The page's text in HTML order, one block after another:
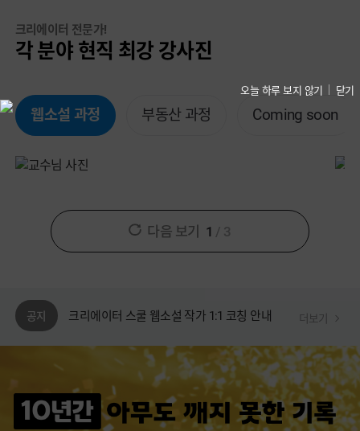
오늘 하루 보지 않기 닫기
크리에이터 전문가!
각 분야 현직 최강 강사진
웹소설 과정 부동산 과정 Coming soon
다음 보기 1 / 3
공지
[안내] 에듀윌 동영상 플레이어 변경 안내
[안내] 에듀윌 플레이어 업데이트 공지
[웹소설 과정] 이정은 작가 커리큘럼 안내
[웹소설 과정] 박경원 작가 커리큘럼 안내
[안내] 에듀윌 동영상 플레이어 변경 안내
[안내] 에듀윌 플레이어 업데이트 공지
더보기